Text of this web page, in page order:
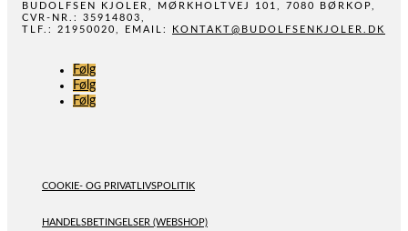
BUDOLFSEN KJOLER, MØRKHOLTVEJ 101, 7080 BØRKOP,
CVR-NR.: 35914803,
TLF.: 21950020, EMAIL:
KONTAKT@BUDOLFSENKJOLER.DK
Følg
Følg
Følg
COOKIE- OG PRIVATLIVSPOLITIK
HANDELSBETINGELSER (WEBSHOP)